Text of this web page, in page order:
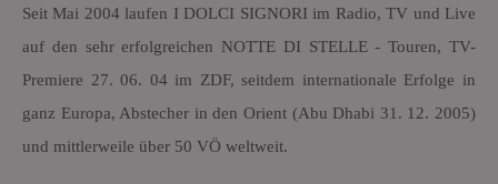
Seit Mai 2004 laufen I DOLCI SIGNORI im Radio, TV und Live
auf den sehr erfolgreichen NOTTE DI STELLE - Touren, TV-
Premiere 27. 06. 04 im ZDF, seitdem internationale Erfolge in
ganz Europa, Abstecher in den Orient (Abu Dhabi 31. 12. 2005)
und mittlerweile über 50 VÖ weltweit.